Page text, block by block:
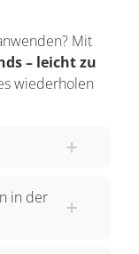
den Satz
Es hört sich
kann".
Mit
– leicht zu
wiederholen
in der